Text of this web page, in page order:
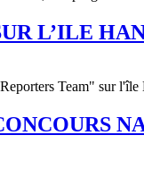
L’ILE
Team" sur